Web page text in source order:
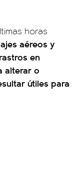
horas
aéreos y
en
alterar o
útiles para